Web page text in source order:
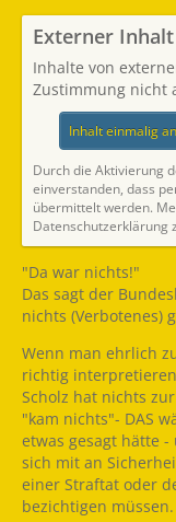
Externer Inhalt
Inhalte von
Zustimmung nicht
Inhalt einmalig
Durch die Aktivierung
einverstanden, dass
übermittelt werden.
Datenschutzerklärung
"Da war nichts!"
Das sagt der
nichts (Verbotenes)
Wenn man ehrlich
richtig
Scholz hat nichts
"kam nichts"- DAS
etwas gesagt hätte
sich mit an
einer Straftat oder
bezichtigen